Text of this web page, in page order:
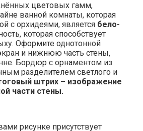
цветовых гамм,
ванной комнаты, которая
с орхидеями, является бело-
которая способствует
Оформите однотонной
и нижнюю часть стены,
Бордюр с орнаментом из
разделителем светлого и
штрих – изображение
части стены.
рисунке присутствует